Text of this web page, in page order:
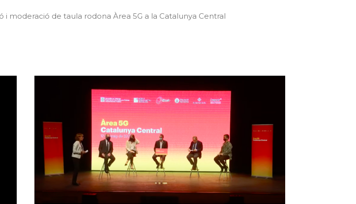
i moderació de taula rodona Àrea 5G a la Catalunya Central